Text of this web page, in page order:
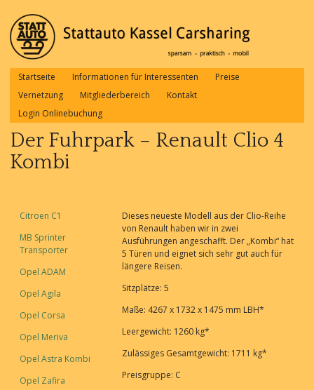
Sub menu
Startseite Informationen für Interessenten
Preise
Vernetzung
Mitgliederbereich
Kontakt
Login Onlinebuchung
Der Fuhrpark – Renault Clio 4
Kombi
Citroen C1
MB Sprinter
Transporter
Opel ADAM
Opel Agila
Opel Corsa
Opel Meriva
Opel Astra Kombi
Opel Zafira
Dieses neueste Modell aus der Clio-Reihe
von Renault haben wir in zwei
Ausführungen angeschafft. Der „Kombi“ hat
5 Türen und eignet sich sehr gut auch für
längere Reisen.
Sitzplätze: 5
Maße: 4267 x 1732 x 1475 mm LBH*
Leergewicht: 1260 kg*
Zulässiges Gesamtgewicht: 1711 kg*
Preisgruppe: C